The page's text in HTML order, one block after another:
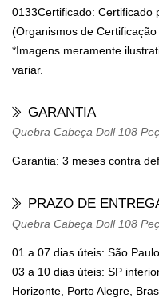
0133Certificado: Certificado
(Organismos de
*Imagens meramente
variar.
GARANTIA
Quebra Cabeça Doll 108
Garantia: 3 meses contra
PRAZO DE
Quebra Cabeça Doll 108
01 a 07 dias úteis: São
03 a 10 dias úteis: SP
Horizonte, Porto Alegre,